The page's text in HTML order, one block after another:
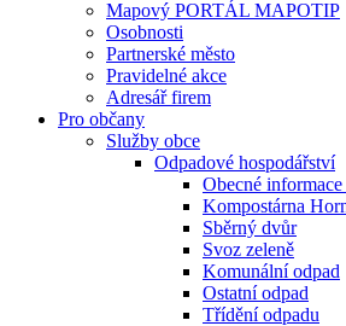
Mapový PORTÁL MAPOTIP
Osobnosti
Partnerské město
Pravidelné akce
Adresář firem
Pro občany
Služby obce
Odpadové hospodářství
Obecné
Kompostárna
Sběrný dvůr
Svoz zeleně
Komunální odpad
Ostatní odpad
Třídění odpadu